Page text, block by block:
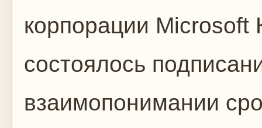
корпорации Microsoft
состоялось
взаимопонимании